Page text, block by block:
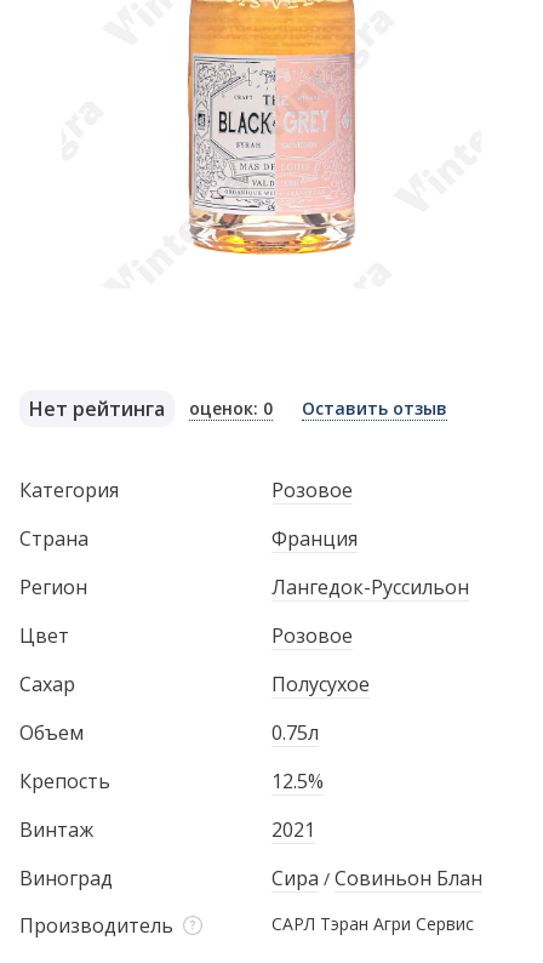
Нет рейтинга оценок: 0 Оставить отзыв
Категория
Розовое
Страна
Франция
Регион
Лангедок-Руссильон
Цвет
Розовое
Сахар
Полусухое
Объем
0.75л
Крепость
12.5%
Винтаж
2021
Виноград
Сира / Совиньон Блан
Производитель
САРЛ Тэран Агри Сервис